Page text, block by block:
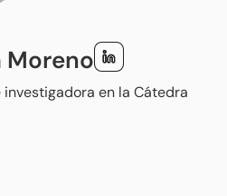
Moreno
en la Cátedra